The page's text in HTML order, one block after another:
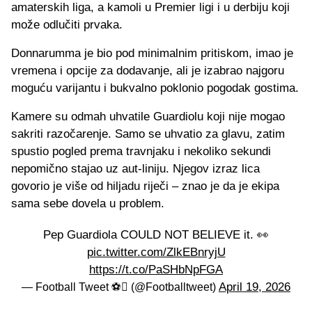
amaterskih liga, a kamoli u Premier ligi i u derbiju koji
može odlučiti prvaka.
Donnarumma je bio pod minimalnim pritiskom, imao je
vremena i opcije za dodavanje, ali je izabrao najgoru
moguću varijantu i bukvalno poklonio pogodak gostima.
Kamere su odmah uhvatile Guardiolu koji nije mogao
sakriti razočarenje. Samo se uhvatio za glavu, zatim
spustio pogled prema travnjaku i nekoliko sekundi
nepomično stajao uz aut-liniju. Njegov izraz lica
govorio je više od hiljadu riječi – znao je da je ekipa
sama sebe dovela u problem.
Pep Guardiola COULD NOT BELIEVE it. 👀
pic.twitter.com/ZlkEBnryjU
https://t.co/PaSHbNpFGA
— Football Tweet ⚽ (@Footballtweet) April 19, 2026